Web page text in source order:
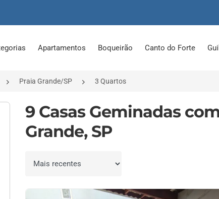
Apartamentos Boqueirão Canto do Forte
Praia Grande/SP 3 Quartos
9 Casas Geminadas
Grande, SP
Ordenar por